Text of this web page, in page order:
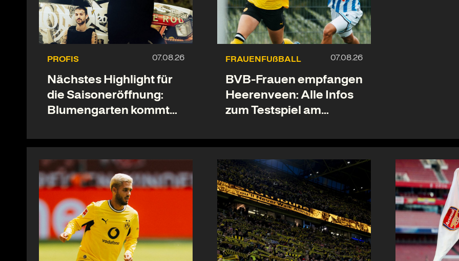
PROFIS
Nächstes Highlight für
die Saisoneröffnung:
Blumengarten kommt
FRAUENFUßBALL
BVB-Frauen empfangen
Heerenveen: Alle Infos
zum Testspiel am